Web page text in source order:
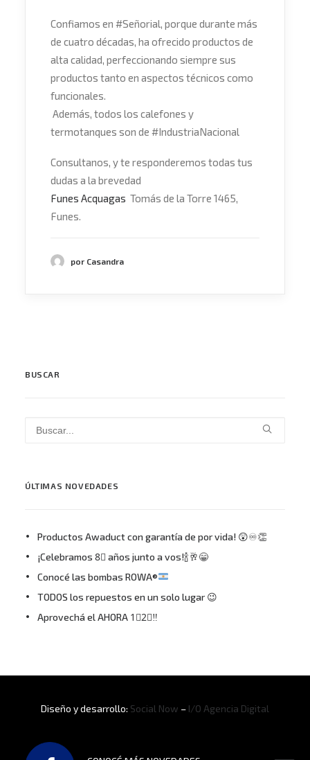
Confiamos en #Señorial, porque durante más
de cuatro décadas, ha ofrecido productos de
alta calidad, perfeccionando siempre sus
productos tanto en aspectos técnicos como
funcionales.
Además, todos los calefones y
termotanques son de #IndustriaNacional
Consultanos, y te responderemos todas tus
dudas a la brevedad
Funes Acquagas Tomás de la Torre 1465,
Funes.
por Casandra
BUSCAR
ÚLTIMAS NOVEDADES
Productos Awaduct con garantía de por vida! 😲♾👏
¡Celebramos 8⃣ años junto a vos!🍾🥂😁
Conocé las bombas ROWA®
TODOS los repuestos en un solo lugar 😉
Aprovechá el AHORA 1⃣2⃣‼
Diseño y desarrollo: Social Now – I/O Agencia Digital